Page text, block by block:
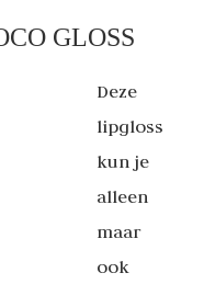
GLOSS
Deze
lipgloss
kun je
alleen
maar
ook